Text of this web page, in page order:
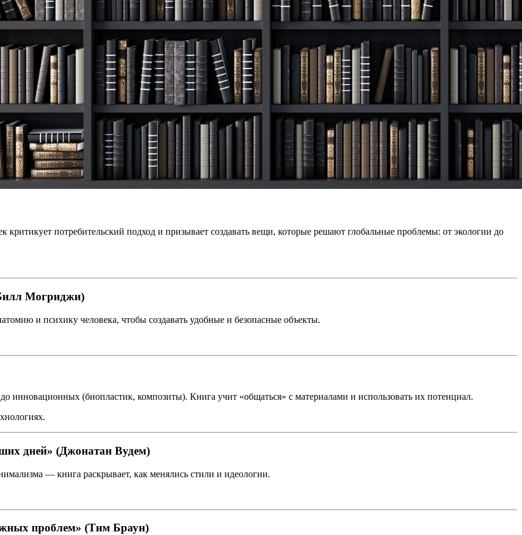
критикует потребительский подход и призывает создавать вещи, которые решают глобальные проблемы: от экологии до
Могриджи)
и психику человека, чтобы создавать удобные и безопасные объекты.
инновационных (биопластик, композиты). Книга учит «общаться» с материалами и использовать их потенциал.
дней» (Джонатан Вудем)
— книга раскрывает, как менялись стили и идеологии.
проблем» (Тим Браун)